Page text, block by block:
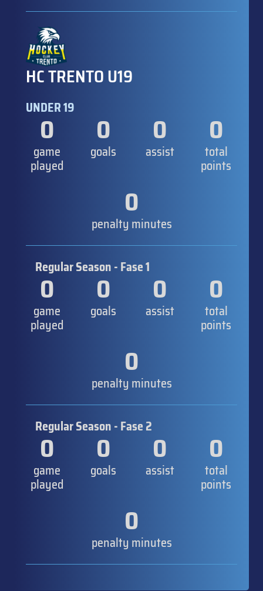
HC TRENTO U19
UNDER 19
0
game
played
0
goals
0
assist
0
total
points
0
penalty minutes
Regular Season - Fase 1
0
game
played
0
goals
0
assist
0
total
points
0
penalty minutes
Regular Season - Fase 2
0
game
played
0
goals
0
assist
0
total
points
0
penalty minutes